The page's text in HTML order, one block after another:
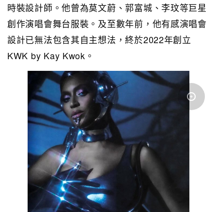
時裝設計師。他曾為莫文蔚、郭富城、李玟等巨星
創作演唱會舞台服裝。及至數年前，他有感演唱會
設計已無法包含其自主想法，終於2022年創立
KWK by Kay Kwok。